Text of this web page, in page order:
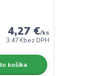
4,27 €/ks
3,47 €bez DPH
košíka